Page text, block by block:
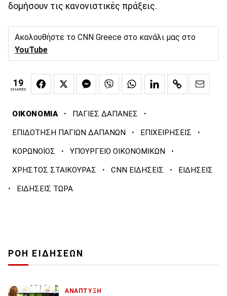
δομήσουν τις κανονιστικές πράξεις.
Ακολουθήστε το CNN Greece στο κανάλι μας στο
YouTube
19
SHARES
ΟΙΚΟΝΟΜΙΑ · ΠΑΓΙΕΣ ΔΑΠΑΝΕΣ ·
ΕΠΙΔΟΤΗΣΗ ΠΑΓΙΩΝ ΔΑΠΑΝΩΝ · ΕΠΙΧΕΙΡΗΣΕΙΣ ·
ΚΟΡΩΝΟΪΟΣ · ΥΠΟΥΡΓΕΙΟ ΟΙΚΟΝΟΜΙΚΩΝ ·
ΧΡΗΣΤΟΣ ΣΤΑΙΚΟΥΡΑΣ · CNN ΕΙΔΗΣΕΙΣ · ΕΙΔΗΣΕΙΣ
· ΕΙΔΗΣΕΙΣ ΤΩΡΑ
ΡΟΗ ΕΙΔΗΣΕΩΝ
ΑΝΑΠΤΥΞΗ